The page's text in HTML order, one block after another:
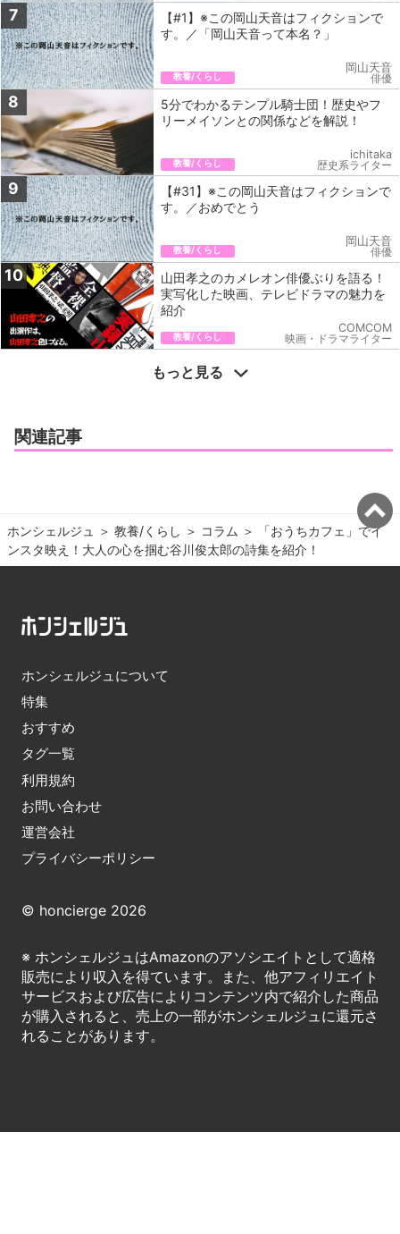
7
【#1】※この岡山天音はフィクションで
す。／「岡山天音って本名？」
教養/くらし
岡山天音
俳優
8
5分でわかるテンプル騎士団！歴史やフ
リーメイソンとの関係などを解説！
教養/くらし
ichitaka
歴史系ライター
9
【#31】※この岡山天音はフィクションで
す。／おめでとう
教養/くらし
岡山天音
俳優
10
山田孝之のカメレオン俳優ぶりを語る！
実写化した映画、テレビドラマの魅力を
紹介
教養/くらし
COMCOM
映画・ドラマライター
もっと見る
関連記事
ホンシェルジュ ＞ 教養/くらし ＞ コラム ＞
「おうちカフェ」でイ
ンスタ映え！大人の心を掴む谷川俊太郎の詩集を紹介！
ホンシェルジュについて
特集
おすすめ
タグ一覧
利用規約
お問い合わせ
運営会社
プライバシーポリシー
© honcierge 2026
※ ホンシェルジュはAmazonのアソシエイトとして適格
販売により収入を得ています。また、他アフィリエイト
サービスおよび広告によりコンテンツ内で紹介した商品
が購入されると、売上の一部がホンシェルジュに還元さ
れることがあります。